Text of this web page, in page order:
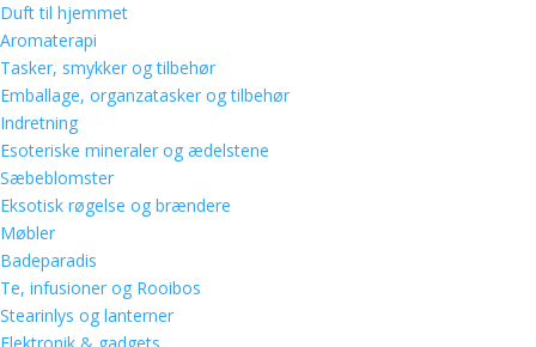
Duft til hjemmet
Aromaterapi
Tasker, smykker og tilbehør
Emballage, organzatasker og tilbehør
Indretning
Esoteriske mineraler og ædelstene
Sæbeblomster
Eksotisk røgelse og brændere
Møbler
Badeparadis
Te, infusioner og Rooibos
Stearinlys og lanterner